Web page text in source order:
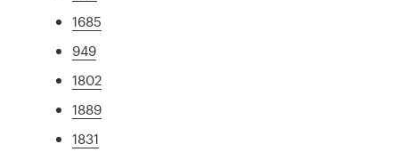
1685
949
1802
1889
1831